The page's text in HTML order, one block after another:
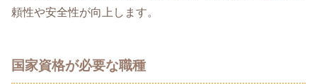
頼性や安全性が向上します。
国家資格が必要な職種